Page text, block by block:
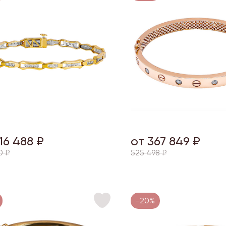
488 ₽
₽
от 367 849 ₽
525 498 ₽
-20%